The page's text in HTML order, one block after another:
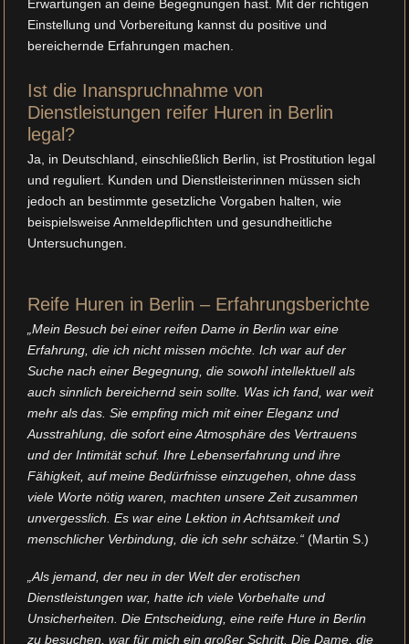
Erwartungen an deine Begegnungen hast. Mit der richtigen
Einstellung und Vorbereitung kannst du positive und
bereichernde Erfahrungen machen.
Ist die Inanspruchnahme von
Dienstleistungen reifer Huren in Berlin
legal?
Ja, in Deutschland, einschließlich Berlin, ist Prostitution legal
und reguliert. Kunden und Dienstleisterinnen müssen sich
jedoch an bestimmte gesetzliche Vorgaben halten, wie
beispielsweise Anmeldepflichten und gesundheitliche
Untersuchungen.
Reife Huren in Berlin – Erfahrungsberichte
„Mein Besuch bei einer reifen Dame in Berlin war eine
Erfahrung, die ich nicht missen möchte. Ich war auf der
Suche nach einer Begegnung, die sowohl intellektuell als
auch sinnlich bereichernd sein sollte. Was ich fand, war weit
mehr als das. Sie empfing mich mit einer Eleganz und
Ausstrahlung, die sofort eine Atmosphäre des Vertrauens
und der Intimität schuf. Ihre Lebenserfahrung und ihre
Fähigkeit, auf meine Bedürfnisse einzugehen, ohne dass
viele Worte nötig waren, machten unsere Zeit zusammen
unvergesslich. Es war eine Lektion in Achtsamkeit und
menschlicher Verbindung, die ich sehr schätze.“ (Martin S.)
„Als jemand, der neu in der Welt der erotischen
Dienstleistungen war, hatte ich viele Vorbehalte und
Unsicherheiten. Die Entscheidung, eine reife Hure in Berlin
zu besuchen, war für mich ein großer Schritt. Die Dame, die